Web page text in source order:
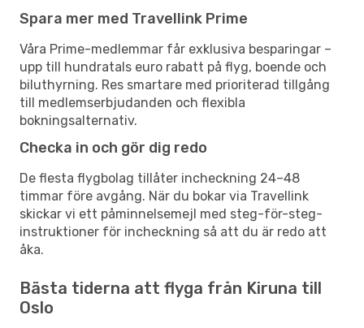
Spara mer med Travellink Prime
Våra Prime-medlemmar får exklusiva besparingar –
upp till hundratals euro rabatt på flyg, boende och
biluthyrning. Res smartare med prioriterad tillgång
till medlemserbjudanden och flexibla
bokningsalternativ.
Checka in och gör dig redo
De flesta flygbolag tillåter incheckning 24–48
timmar före avgång. När du bokar via Travellink
skickar vi ett påminnelsemejl med steg-för-steg-
instruktioner för incheckning så att du är redo att
åka.
Bästa tiderna att flyga från Kiruna till
Oslo